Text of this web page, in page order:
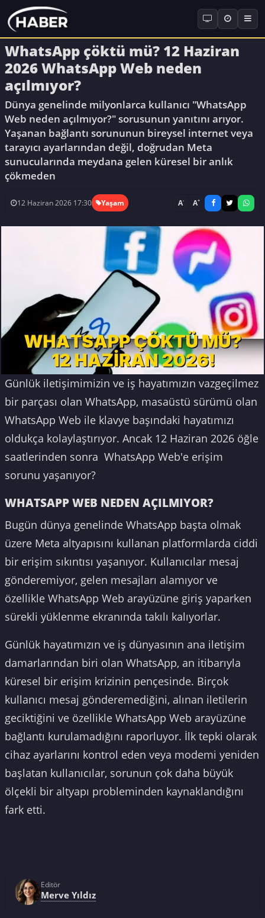
WhatsApp çöktü mü? 12 Haziran
2026 WhatsApp Web neden
açılmıyor?
Dünya genelinde milyonlarca kullanıcı "WhatsApp
Web neden açılmıyor?" sorusunun yanıtını arıyor.
Yaşanan bağlantı sorununun bireysel internet veya
tarayıcı ayarlarından değil, doğrudan Meta
sunucularında meydana gelen küresel bir anlık
çökmeden
12 Haziran 2026 17:30 Yaşam A- A+
Günlük iletişimimizin ve iş hayatımızın vazgeçilmez
bir parçası olan WhatsApp, masaüstü sürümü olan
WhatsApp Web ile klavye başındaki hayatımızı
oldukça kolaylaştırıyor. Ancak 12 Haziran 2026 öğle
saatlerinden sonra WhatsApp Web'e erişim
sorunu yaşanıyor?
WHATSAPP WEB NEDEN AÇILMIYOR?
Bugün dünya genelinde WhatsApp başta olmak
üzere Meta altyapısını kullanan platformlarda ciddi
bir erişim sıkıntısı yaşanıyor. Kullanıcılar mesaj
gönderemiyor, gelen mesajları alamıyor ve
özellikle WhatsApp Web arayüzüne giriş yaparken
sürekli yüklenme ekranında takılı kalıyorlar.
Günlük hayatımızın ve iş dünyasının ana iletişim
damarlarından biri olan WhatsApp, an itibarıyla
küresel bir erişim krizinin pençesinde. Birçok
kullanıcı mesaj gönderemediğini, alınan iletilerin
geciktiğini ve özellikle WhatsApp Web arayüzüne
bağlantı kurulamadığını raporluyor. İlk tepki olarak
cihaz ayarlarını kontrol eden veya modemi yeniden
başlatan kullanıcılar, sorunun çok daha büyük
ölçekli bir altyapı probleminden kaynaklandığını
fark etti.
Editör
Merve Yıldız